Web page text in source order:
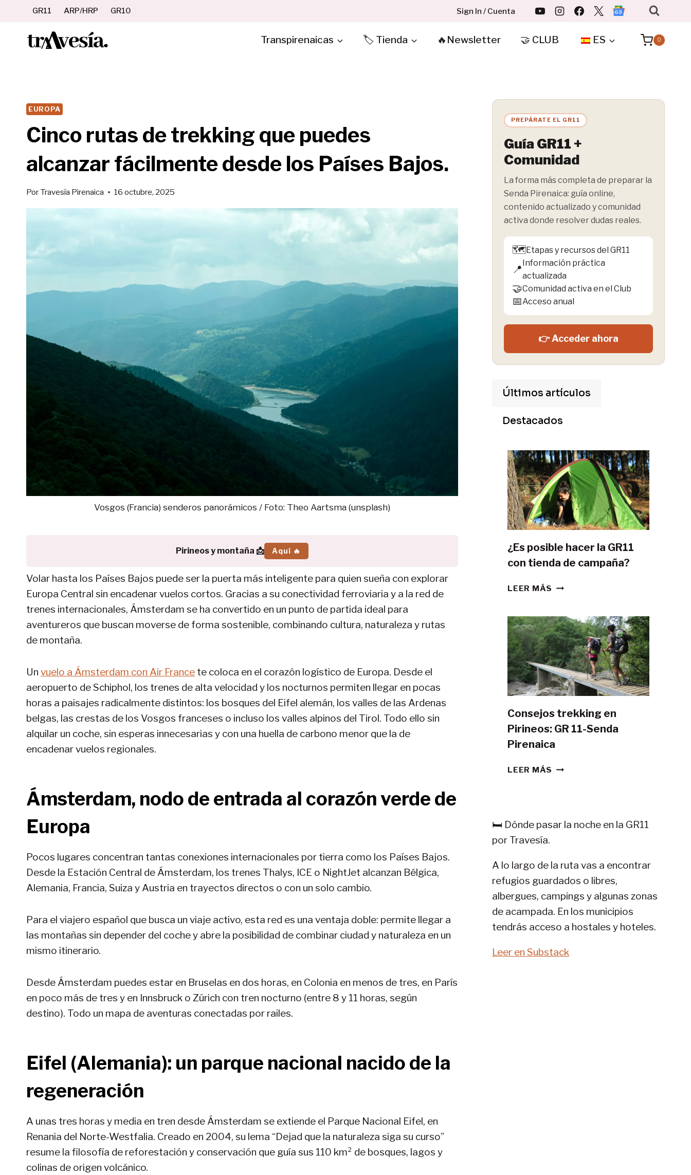
contenido
GR11 ARP/HRP GR10 Sign In / Cuenta
Transpirenaicas 🏷️ Tienda 🔥Newsletter 🤝 CLUB ES 0
EUROPA
Cinco rutas de trekking que puedes
alcanzar fácilmente desde los Países Bajos.
Por Travesía Pirenaica 16 octubre, 2025
Vosgos (Francia) senderos panorámicos / Foto: Theo Aartsma (unsplash)
Pirineos y montaña 📩 Aquí 🔥
Volar hasta los Países Bajos puede ser la puerta más inteligente para quien sueña con explorar
Europa Central sin encadenar vuelos cortos. Gracias a su conectividad ferroviaria y a la red de
trenes internacionales, Ámsterdam se ha convertido en un punto de partida ideal para
aventureros que buscan moverse de forma sostenible, combinando cultura, naturaleza y rutas
de montaña.
Un vuelo a Ámsterdam con Air France te coloca en el corazón logístico de Europa. Desde el
aeropuerto de Schiphol, los trenes de alta velocidad y los nocturnos permiten llegar en pocas
horas a paisajes radicalmente distintos: los bosques del Eifel alemán, los valles de las Ardenas
belgas, las crestas de los Vosgos franceses o incluso los valles alpinos del Tirol. Todo ello sin
alquilar un coche, sin esperas innecesarias y con una huella de carbono menor que la de
encadenar vuelos regionales.
Ámsterdam, nodo de entrada al corazón verde de
Europa
Pocos lugares concentran tantas conexiones internacionales por tierra como los Países Bajos.
Desde la Estación Central de Ámsterdam, los trenes Thalys, ICE o NightJet alcanzan Bélgica,
Alemania, Francia, Suiza y Austria en trayectos directos o con un solo cambio.
Para el viajero español que busca un viaje activo, esta red es una ventaja doble: permite llegar a
las montañas sin depender del coche y abre la posibilidad de combinar ciudad y naturaleza en un
mismo itinerario.
Desde Ámsterdam puedes estar en Bruselas en dos horas, en Colonia en menos de tres, en París
en poco más de tres y en Innsbruck o Zúrich con tren nocturno (entre 8 y 11 horas, según
destino). Todo un mapa de aventuras conectadas por railes.
Eifel (Alemania): un parque nacional nacido de la
regeneración
A unas tres horas y media en tren desde Ámsterdam se extiende el Parque Nacional Eifel, en
Renania del Norte-Westfalia. Creado en 2004, su lema “Dejad que la naturaleza siga su curso”
resume la filosofía de reforestación y conservación que guía sus 110 km² de bosques, lagos y
colinas de origen volcánico.
PREPÁRATE EL GR11
Guía GR11 +
Comunidad
La forma más completa de preparar la
Senda Pirenaica: guía online,
contenido actualizado y comunidad
activa donde resolver dudas reales.
🗺️Etapas y recursos del GR11
📍
Información práctica
actualizada
🤝Comunidad activa en el Club
📅Acceso anual
👉 Acceder ahora
Últimos artículos
Destacados
¿Es posible hacer la GR11
con tienda de campaña?
LEER MÁS ¿ES
LA
GR11
CON
TIENDA
DE
CAMPAÑA?
Consejos trekking en
Pirineos: GR 11-Senda
Pirenaica
LEER MÁS CONSEJOS
11-
🛏️ Dónde pasar la noche en la GR11
por Travesía.
A lo largo de la ruta vas a encontrar
refugios guardados o libres,
albergues, campings y algunas zonas
de acampada. En los municipios
tendrás acceso a hostales y hoteles.
Leer en Substack